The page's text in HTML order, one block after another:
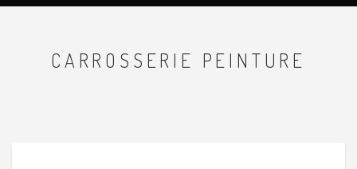
CARROSSERIE PEINTURE